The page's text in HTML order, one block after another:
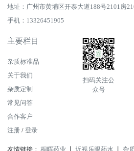
地址：广州市黄埔区开泰大道188号2101房
手机：13326451905
主要栏目
杂质标准品
关于我们
杂质定制
常见问答
合作客户
注册 / 登录
扫码关注公
众号